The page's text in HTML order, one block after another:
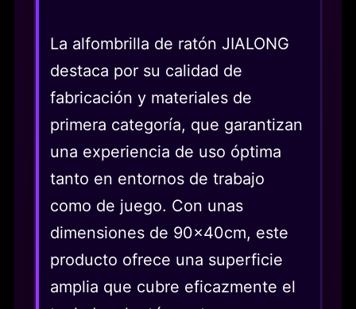
La alfombrilla de ratón JIALONG
destaca por su calidad de
fabricación y materiales de
primera categoría, que garantizan
una experiencia de uso óptima
tanto en entornos de trabajo
como de juego. Con unas
dimensiones de 90x40cm, este
producto ofrece una superficie
amplia que cubre eficazmente el